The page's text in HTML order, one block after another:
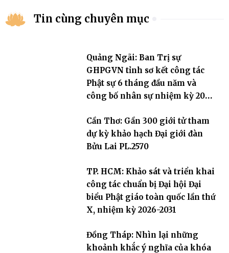
Tin cùng chuyên mục
Quảng Ngãi: Ban Trị sự
GHPGVN tỉnh sơ kết công tác
Phật sự 6 tháng đầu năm và
công bố nhân sự nhiệm kỳ 2026
Cần Thơ: Gần 300 giới tử tham
dự kỳ khảo hạch Đại giới đàn
Bửu Lai PL.2570
TP. HCM: Khảo sát và triển khai
công tác chuẩn bị Đại hội Đại
biểu Phật giáo toàn quốc lần thứ
X, nhiệm kỳ 2026-2031
Đồng Tháp: Nhìn lại những
khoảnh khắc ý nghĩa của khóa